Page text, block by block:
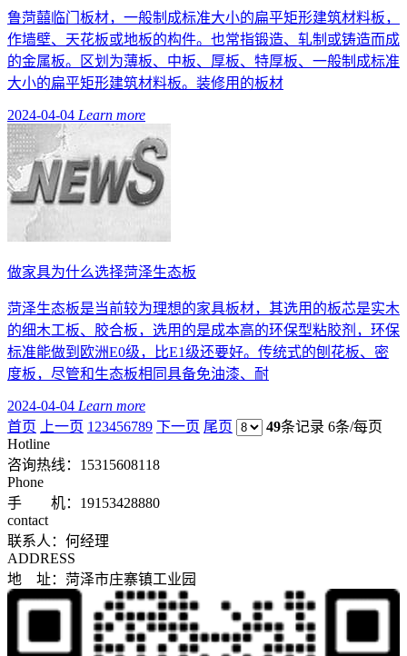
鲁菏囍临门板材，一般制成标准大小的扁平矩形建筑材料板，
作墙壁、天花板或地板的构件。也常指锻造、轧制或铸造而成
的金属板。区划为薄板、中板、厚板、特厚板、一般制成标准
大小的扁平矩形建筑材料板。装修用的板材
2024-04-04 Learn more
做家具为什么选择菏泽生态板
菏泽生态板是当前较为理想的家具板材，其选用的板芯是实木
的细木工板、胶合板，选用的是成本高的环保型粘胶剂，环保
标准能做到欧洲E0级，比E1级还要好。传统式的刨花板、密
度板，尽管和生态板相同具备免油漆、耐
2024-04-04 Learn more
首页
上一页 1 23456789 下一页 尾页 49条记录 6条/每页
Hotline
咨询热线： 15315608118
Phone
手 机：19153428880
contact
联系人：何经理
ADDRESS
地 址：菏泽市庄寨镇工业园